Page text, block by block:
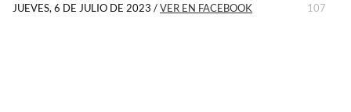
JUEVES, 6 DE JULIO DE 2023 /VER EN FACEBOOK 107